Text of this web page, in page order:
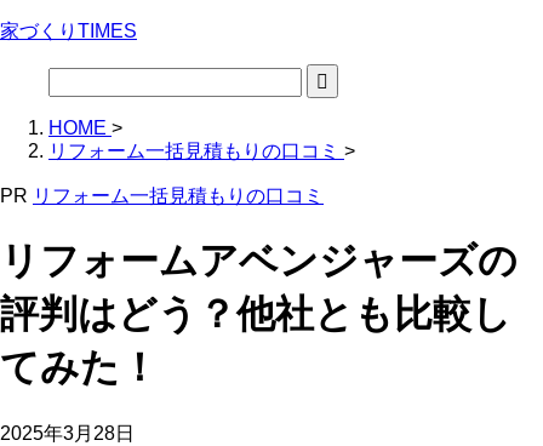
家づくりTIMES
HOME >
リフォーム一括見積もりの口コミ >
PR リフォーム一括見積もりの口コミ
リフォームアベンジャーズの
評判はどう？他社とも比較し
てみた！
2025年3月28日